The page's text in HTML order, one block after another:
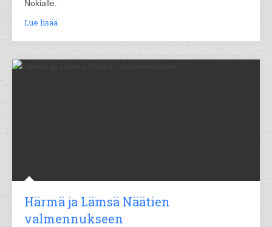
Nokialle.
Lue lisää
Härmä ja Lämsä Näätien
valmennukseen